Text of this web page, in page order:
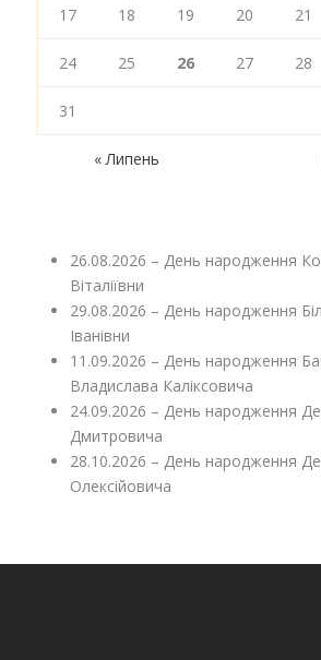
17 18 19 20 21
24 25 26 27 28
31
« Липень
26.08.2026 – День народження
Віталіївни
29.08.2026 – День народження
Іванівни
11.09.2026 – День народження
Владислава Каліксовича
24.09.2026 – День народження
Дмитровича
28.10.2026 – День народження
Олексійовича